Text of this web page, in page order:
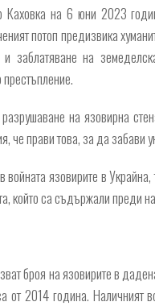
Каховка на 6 юни 2023
потоп предизвика
заблатяване на
на язовирна
че прави това, за да забави
войната язовирите в
който са съдържали преди
броя на язовирите в
от 2014 година. Наличният